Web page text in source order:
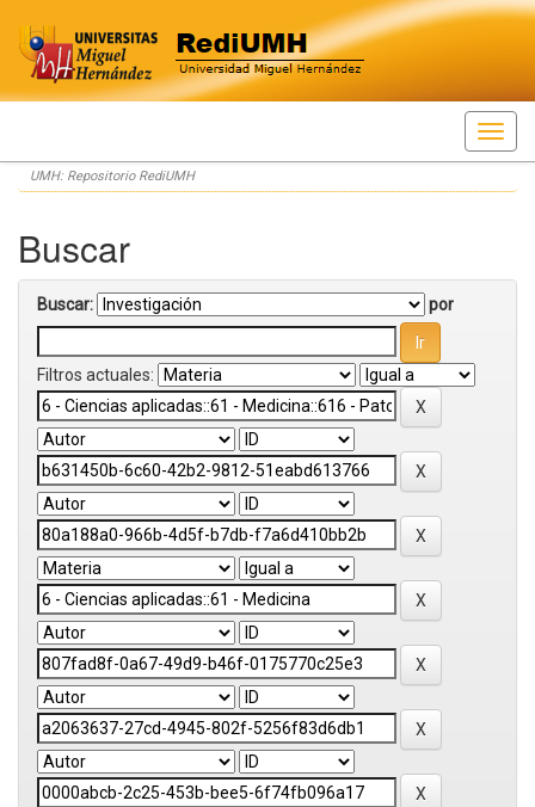
Skip
navigation
UMH: Repositorio RediUMH
Buscar
Buscar: por
Filtros actuales: